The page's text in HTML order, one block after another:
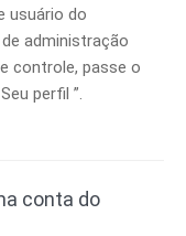
usuário do
administração
controle, passe o
perfil ”.
conta do